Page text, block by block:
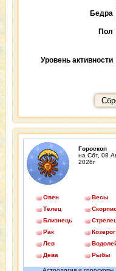
Бедра
Пол
Уровень активности
Гороскоп
на Сбт, 08
2026г
Овен
Телец
Близнецы
Рак
Лев
Дева
Весы
Козерог
Рыбы